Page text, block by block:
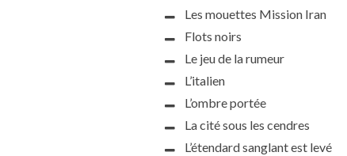
Les mouettes Mission Iran
Flots noirs
Le jeu de la rumeur
L’italien
L’ombre portée
La cité sous les cendres
L’étendard sanglant est levé